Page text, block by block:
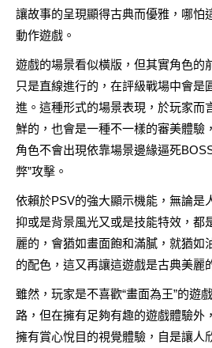
讓故事的呈現顯得古典而優雅，哪怕
動作遊戲。
遊戲的場景看似橫版，但其實角色的
只是直線進行的，在評級戰場中會是
進。這種形式的場景表現，於玩家而
鮮的，也會是一種不一樣的審美體驗
角色不會出現依靠場景邊緣逼死
弊”攻擊。
依賴於PSV的強大顯示機能，無論是
抑或是背景風光又或是技能特效，都
麗的，會猶如畫面飽和滿膩，就猶如
的配色，這又再讓這遊戲是古典美麗
雖然，玩家是不喜歡“畫面為王”的遊
路，但在擁有足夠有趣的遊戲體驗外
擁有賞心悅目的視覺體驗，自是讓人